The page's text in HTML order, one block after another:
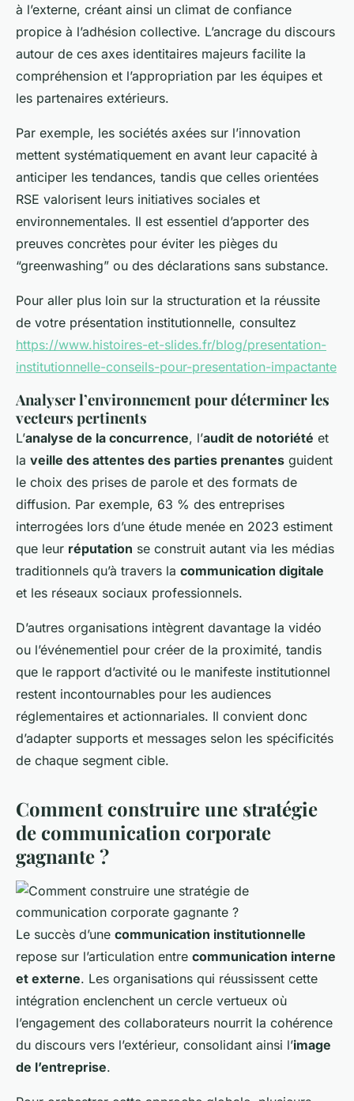
à l’externe, créant ainsi un climat de confiance
propice à l’adhésion collective. L’ancrage du discours
autour de ces axes identitaires majeurs facilite la
compréhension et l’appropriation par les équipes et
les partenaires extérieurs.
Par exemple, les sociétés axées sur l’innovation
mettent systématiquement en avant leur capacité à
anticiper les tendances, tandis que celles orientées
RSE valorisent leurs initiatives sociales et
environnementales. Il est essentiel d’apporter des
preuves concrètes pour éviter les pièges du
“greenwashing” ou des déclarations sans substance.
Pour aller plus loin sur la structuration et la réussite
de votre présentation institutionnelle, consultez
https://www.histoires-et-slides.fr/blog/presentation-
institutionnelle-conseils-pour-presentation-impactante
Analyser l’environnement pour déterminer les
vecteurs pertinents
L’analyse de la concurrence, l’audit de notoriété et
la veille des attentes des parties prenantes guident
le choix des prises de parole et des formats de
diffusion. Par exemple, 63 % des entreprises
interrogées lors d’une étude menée en 2023 estiment
que leur réputation se construit autant via les médias
traditionnels qu’à travers la communication digitale
et les réseaux sociaux professionnels.
D’autres organisations intègrent davantage la vidéo
ou l’événementiel pour créer de la proximité, tandis
que le rapport d’activité ou le manifeste institutionnel
restent incontournables pour les audiences
réglementaires et actionnariales. Il convient donc
d’adapter supports et messages selon les spécificités
de chaque segment cible.
Comment construire une stratégie
de communication corporate
gagnante ?
Le succès d’une communication institutionnelle
repose sur l’articulation entre communication interne
et externe. Les organisations qui réussissent cette
intégration enclenchent un cercle vertueux où
l’engagement des collaborateurs nourrit la cohérence
du discours vers l’extérieur, consolidant ainsi l’image
de l’entreprise.